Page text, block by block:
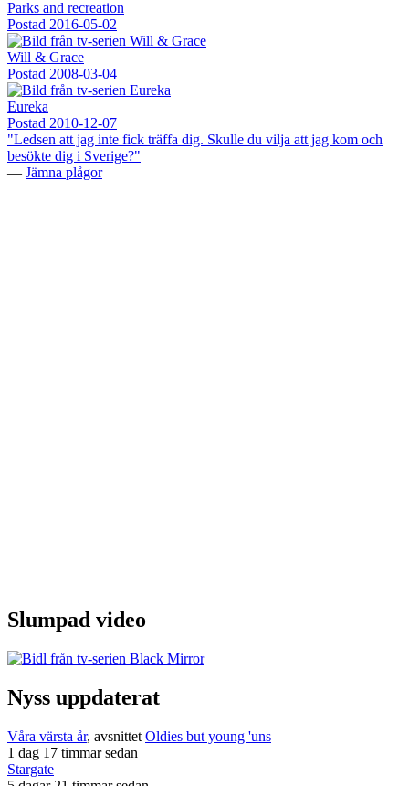
Parks and recreation
Postad 2016-05-02
Will & Grace
Postad 2008-03-04
Eureka
Postad 2010-12-07
"Ledsen att jag inte fick träffa dig. Skulle du vilja att jag kom och
besökte dig i Sverige?"
— Jämna plågor
Slumpad video
Nyss uppdaterat
Våra värsta år, avsnittet Oldies but young 'uns
1 dag 17 timmar sedan
Stargate